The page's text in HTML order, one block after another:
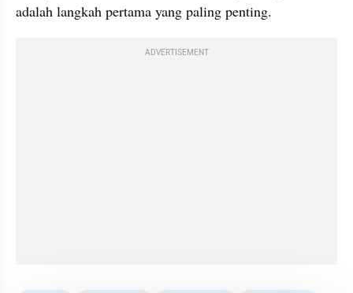
adalah langkah pertama yang paling penting.
ADVERTISEMENT